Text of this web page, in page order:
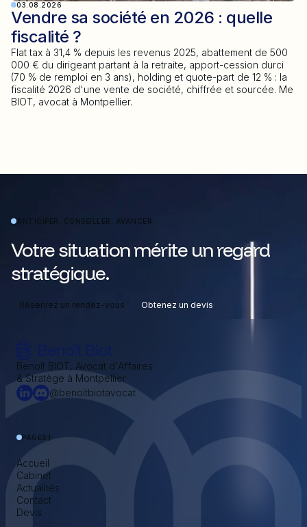
03.08.2026
Vendre sa société en 2026 : quelle
fiscalité ?
Flat tax à 31,4 % depuis les revenus 2025, abattement de 500
000 € du dirigeant partant à la retraite, apport-cession durci
(70 % de remploi en 3 ans), holding et quote-part de 12 % : la
fiscalité 2026 d'une vente de société, chiffrée et sourcée. Me
BIOT, avocat à Montpellier.
ANTICIPER, CONSEILLER, AVANCER
Votre situation mérite un regard
stratégique.
Réservez un rendez-vous Obtenez un devis
Benoît BIOT, Avocat d'Affaires
& Stratège à Montpellier
@benoitbiotavocat
PAGES
Accueil
Cabinet
Actualités
Contact
Devis